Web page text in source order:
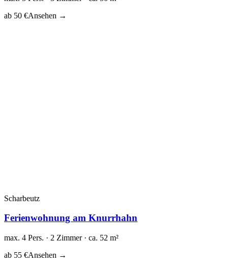
ab 50 €Ansehen →
Scharbeutz
Ferienwohnung am Knurrhahn
max. 4 Pers. · 2 Zimmer · ca. 52 m²
ab 55 €Ansehen →